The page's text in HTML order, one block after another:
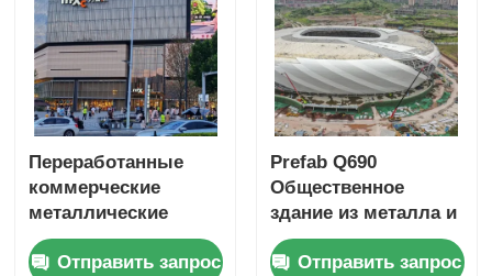
Переработанные
коммерческие
металлические
здания, стальной
каркас, структура
Отправить запрос
Prefab Q690
Общественное
здание из металла и
стали
Отправить запрос